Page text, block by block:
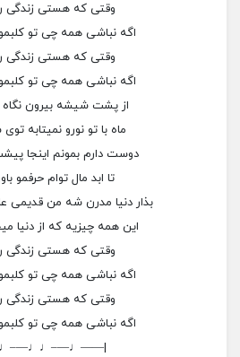
وقتی که هستی زندگی
اگه نباشی همه چی تو
وقتی که هستی زندگی
اگه نباشی همه چی تو
از پشت شیشه بیرون نگاه
ماه با تو نورو نمیتابه
دوست دارم بمونم اینجا
تا ابد مال توام حرفمو
بذار دنیا مدرن شه من قدیمی
این همه چیزیه که از دنیا
وقتی که هستی زندگی
اگه نباشی همه چی تو
وقتی که هستی زندگی
اگه نباشی همه چی تو